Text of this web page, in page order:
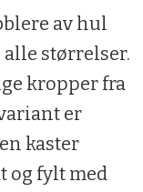
av hul
alle størrelser.
kropper fra
er
kaster
og fylt med